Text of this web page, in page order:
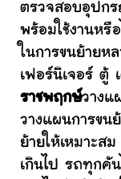
ตรวจสอบอุปกร
พร้อมใช้งานหรื
ในการขนย้าย
เฟอร์นิเจอร์ ตู้
ราชพฤกษ์วางแ
วางแผนการขน
ย้ายให้เหมาะสม
เกินไป รถทุกคั